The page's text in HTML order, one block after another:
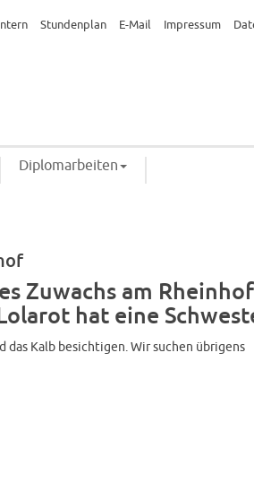
Intern Stundenplan E-Mail Impressum
Diplomarbeiten
Zuwachs am
hat eine
das Kalb besichtigen. Wir suchen übrigens